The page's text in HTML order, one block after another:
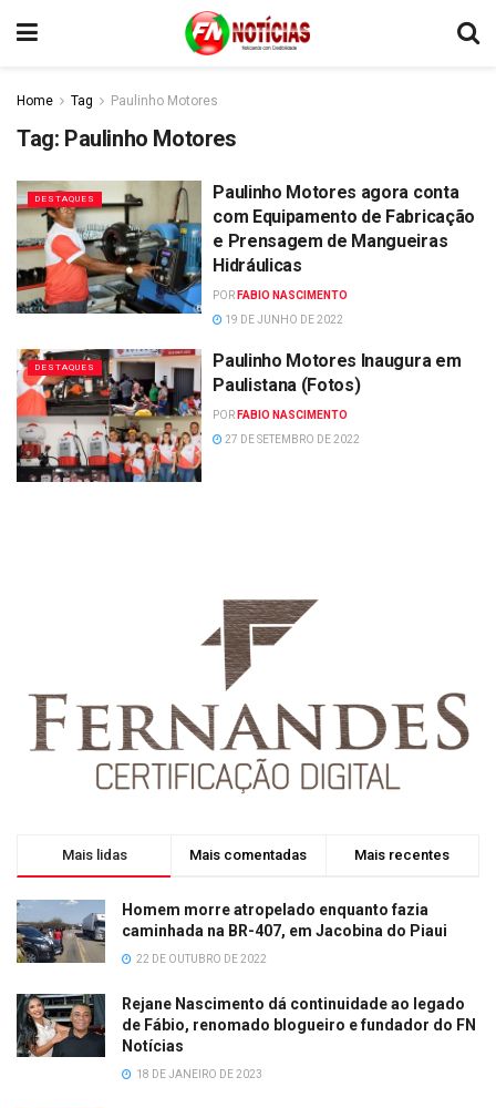
Home Tag Paulinho Motores
Tag: Paulinho Motores
DESTAQUES
Paulinho Motores agora conta
com Equipamento de Fabricação
e Prensagem de Mangueiras
Hidráulicas
POR FABIO NASCIMENTO
19 DE JUNHO DE 2022
DESTAQUES
Paulinho Motores Inaugura em
Paulistana (Fotos)
POR FABIO NASCIMENTO
27 DE SETEMBRO DE 2022
Mais lidas Mais comentadas Mais recentes
Homem morre atropelado enquanto fazia
caminhada na BR-407, em Jacobina do Piaui
22 DE OUTUBRO DE 2022
Rejane Nascimento dá continuidade ao legado
de Fábio, renomado blogueiro e fundador do FN
Notícias
18 DE JANEIRO DE 2023